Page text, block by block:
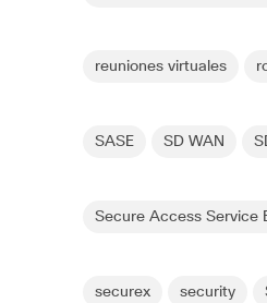
reuniones virtuales
SASE SD WAN
Secure Access Service
securex security